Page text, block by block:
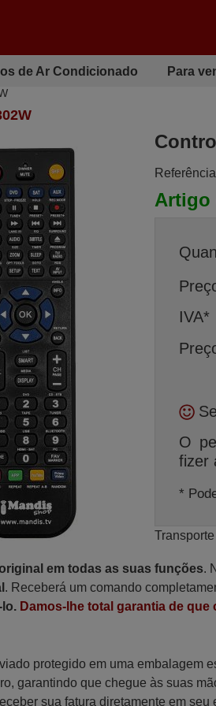
de Ar Condicionado Para
Artigo
IVA*
O
fizer
*
em todas as suas funções.
. Receberá um comando
lo. Damos-lhe total garantia de
protegido em uma embalagem
garantindo que chegue às suas
sua fatura diretamente em